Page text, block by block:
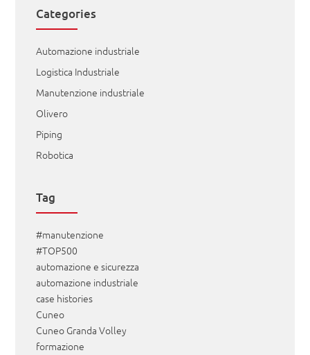
Categories
Automazione industriale
Logistica Industriale
Manutenzione industriale
Olivero
Piping
Robotica
Tag
#manutenzione
#TOP500
automazione e sicurezza
automazione industriale
case histories
Cuneo
Cuneo Granda Volley
formazione